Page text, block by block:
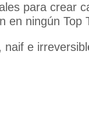
para crear
en ningún Top
naif e